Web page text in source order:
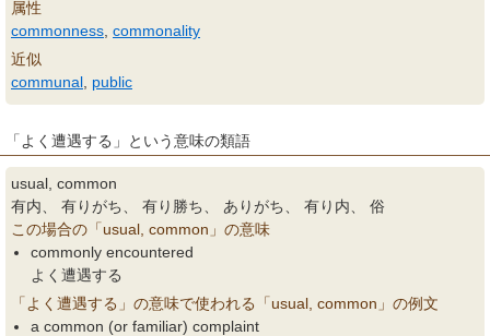
属性
commonness commonality
近似
communal public
「よく遭遇する」という意味の類語
usual, common
有内、 有りがち、 有り勝ち、 ありがち、 有り内、 俗
この場合の「usual, common」の意味
commonly encountered
よく遭遇する
「よく遭遇する」の意味で使われる「usual, common」の例文
a common (or familiar) complaint